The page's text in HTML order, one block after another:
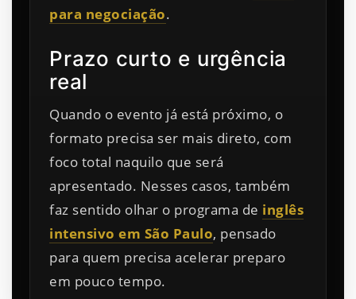
para negociação.
Prazo curto e urgência
real
Quando o evento já está próximo, o
formato precisa ser mais direto, com
foco total naquilo que será
apresentado. Nesses casos, também
faz sentido olhar o programa de inglês
intensivo em São Paulo, pensado
para quem precisa acelerar preparo
em pouco tempo.